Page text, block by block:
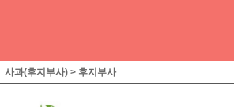
사과(후지부사) > 후지부사